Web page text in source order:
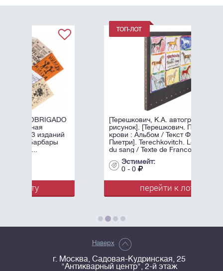
[Терешкович, К.А. автограф и
рисунок]. [Терешкович. Принцы
крови : Альбом / Текст Франсуа
Пиетри]. Terechkovitch. Les princes
du sang / Texte de Francois Pietri. - ...
перейти к лоту
Наверх
г. Москва, Садовая-Кудринская, 25
"Антикварный центр", 2-й этаж